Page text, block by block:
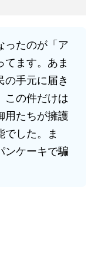
ったのが「ア
てます。あま
の手元に届き
この件だけは
用たちが擁護
でした。ま
ンケーキで騙